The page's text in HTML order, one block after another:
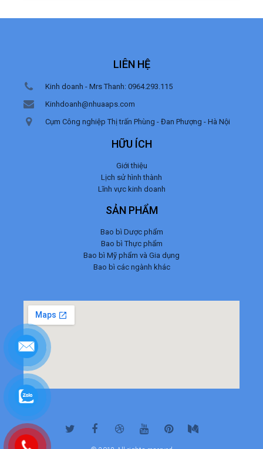
LIÊN HỆ
Kinh doanh - Mrs Thanh: 0964.293.115
Kinhdoanh@nhuaaps.com
Cụm Công nghiệp Thị trấn Phùng - Đan Phượng - Hà Nội
HỮU ÍCH
Giới thiệu
Lịch sử hình thành
Lĩnh vực kinh doanh
SẢN PHẨM
Bao bì Dược phẩm
Bao bì Thực phẩm
Bao bì Mỹ phẩm và Gia dụng
Bao bì các ngành khác